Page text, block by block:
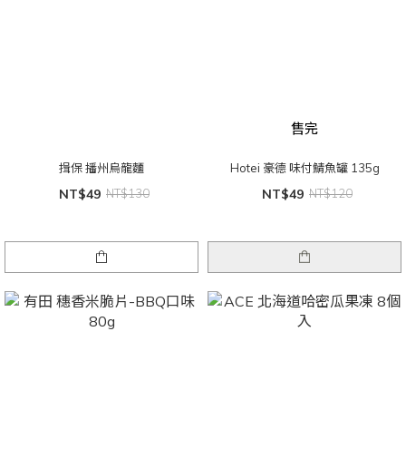
揖保 播州烏龍麵
NT$49 NT$130
售完
Hotei 豪德 味付鯖魚罐 135g
NT$49 NT$120